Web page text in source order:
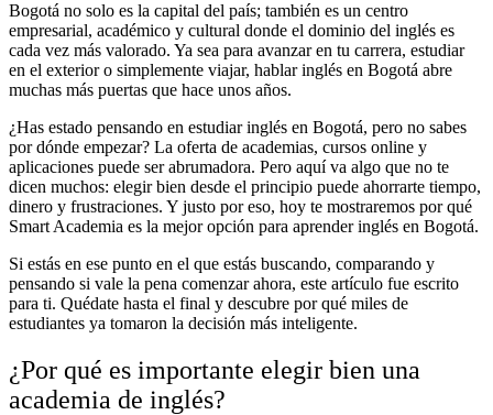
Bogotá no solo es la capital del país; también es un centro
empresarial, académico y cultural donde el dominio del inglés es
cada vez más valorado. Ya sea para avanzar en tu carrera, estudiar
en el exterior o simplemente viajar, hablar inglés en Bogotá abre
muchas más puertas que hace unos años.
¿Has estado pensando en estudiar inglés en Bogotá, pero no sabes
por dónde empezar? La oferta de academias, cursos online y
aplicaciones puede ser abrumadora. Pero aquí va algo que no te
dicen muchos: elegir bien desde el principio puede ahorrarte tiempo,
dinero y frustraciones. Y justo por eso, hoy te mostraremos por qué
Smart Academia es la mejor opción para aprender inglés en Bogotá.
Si estás en ese punto en el que estás buscando, comparando y
pensando si vale la pena comenzar ahora, este artículo fue escrito
para ti. Quédate hasta el final y descubre por qué miles de
estudiantes ya tomaron la decisión más inteligente.
¿Por qué es importante elegir bien una
academia de inglés?